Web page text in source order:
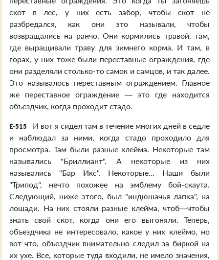
скот в лес, у них есть забор, чтобы скот не
разбредался, как они это называли, чтобы
возвращались на ранчо. Они кормились травой, там,
где выращивали траву для зимнего корма. И там, в
горах, у них тоже были переставные ограждения, где
они разделяли столько-то самок и самцов, и так далее.
Это называлось переставным ограждением. Главное
же переставное ограждение — это где находится
объездчик, когда проходит стадо.
E-515
И вот я сидел там в течение многих дней в седле
и наблюдал за ними, когда стадо проходило для
просмотра. Там были разные клейма. Некоторые там
назывались "Бриллиант". А некоторые из них
назывались "Бар Икс". Некоторые... Наши были
"Трипод", нечто похожее на эмблему бой-скаута.
Следующий, ниже этого, был "индюшачья лапка", на
лошади. На них стояли разные клейма, чтоб—чтобы
знать свой скот, когда они его выгоняли. Теперь,
объездчика не интересовало, какое у них клеймо, но
вот что, объездчик внимательно следил за биркой на
их ухе. Все, которые туда входили, не имело значения,